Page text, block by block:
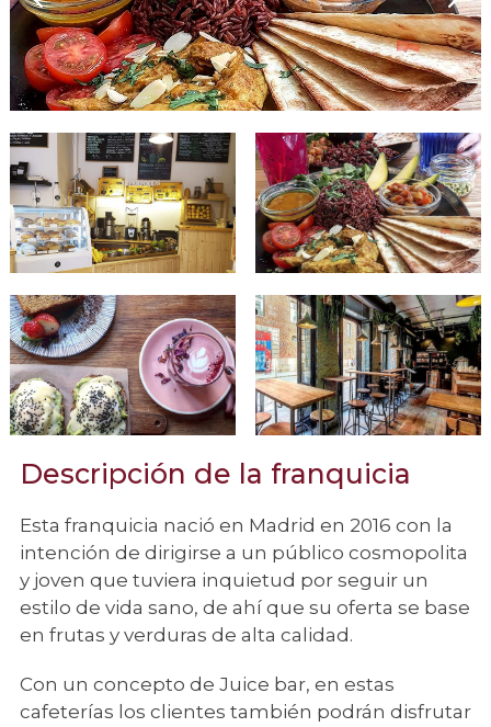
Descripción de la franquicia
Esta franquicia nació en Madrid en 2016 con la
intención de dirigirse a un público cosmopolita
y joven que tuviera inquietud por seguir un
estilo de vida sano, de ahí que su oferta se base
en frutas y verduras de alta calidad.
Con un concepto de Juice bar, en estas
cafeterías los clientes también podrán disfrutar